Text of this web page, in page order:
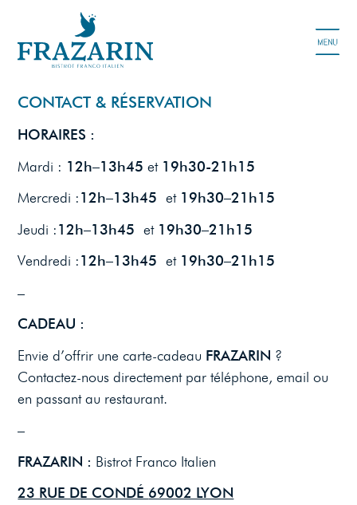
CONTACT & RÉSERVATION
HORAIRES :
Mardi : 12h–13h45et19h30-21h15
Mercredi :12h–13h45 et19h30–21h15
Jeudi :12h–13h45 et19h30–21h15
Vendredi :12h–13h45 et 19h30–21h15
–
CADEAU :
Envie d’offrir une carte-cadeau FRAZARIN ?
Contactez-nous directement par téléphone, email ou
en passant au restaurant.
–
FRAZARIN : Bistrot Franco Italien
23 RUE DE CONDÉ 69002 LYON